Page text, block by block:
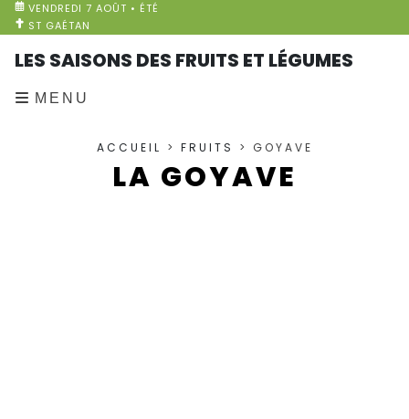
VENDREDI 7 AOÛT • ÉTÉ
ST GAÉTAN
LES SAISONS DES FRUITS ET LÉGUMES
MENU
ACCUEIL > FRUITS > GOYAVE
LA GOYAVE